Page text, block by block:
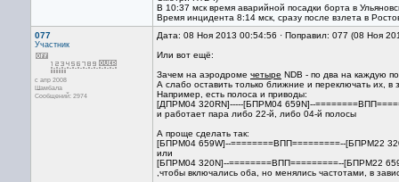
В 10:37 мск время аварийной посадки борта в
Время инцидента 8:14 мск, сразу после взлета в
077
Участник
с апр 2008
Шамбала
Сообщений: 2974
Дата: 08 Ноя 2013 00:54:56 · Поправил: 077 (08 Ноя
Или вот ещё:
Зачем на аэродроме четыре NDB - по два на каждую
А слабо оставить только ближние и переключать их, в
Например, есть полоса и приводы:
[ДПРМ04 320RN]-----[БПРМ04 659N]--
и работает пара либо 22-й, либо 04-й полосы
А проще сделать так:
[БПРМ04 659W]--========ВПП=========--[БПРМ22
или
[БПРМ04 320N]--========ВПП=========--[БПРМ22
,чтобы включались оба, но менялись частотами, в